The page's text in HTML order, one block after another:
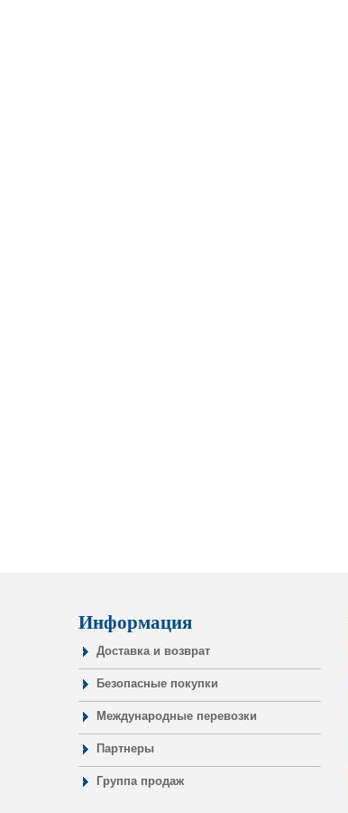
Информация
Доставка и возврат
Безопасные покупки
Международные перевозки
Партнеры
Группа продаж